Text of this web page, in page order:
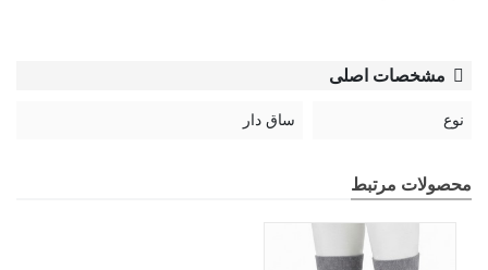
مشخصات اصلی
نوع ساق دار
محصولات مرتبط